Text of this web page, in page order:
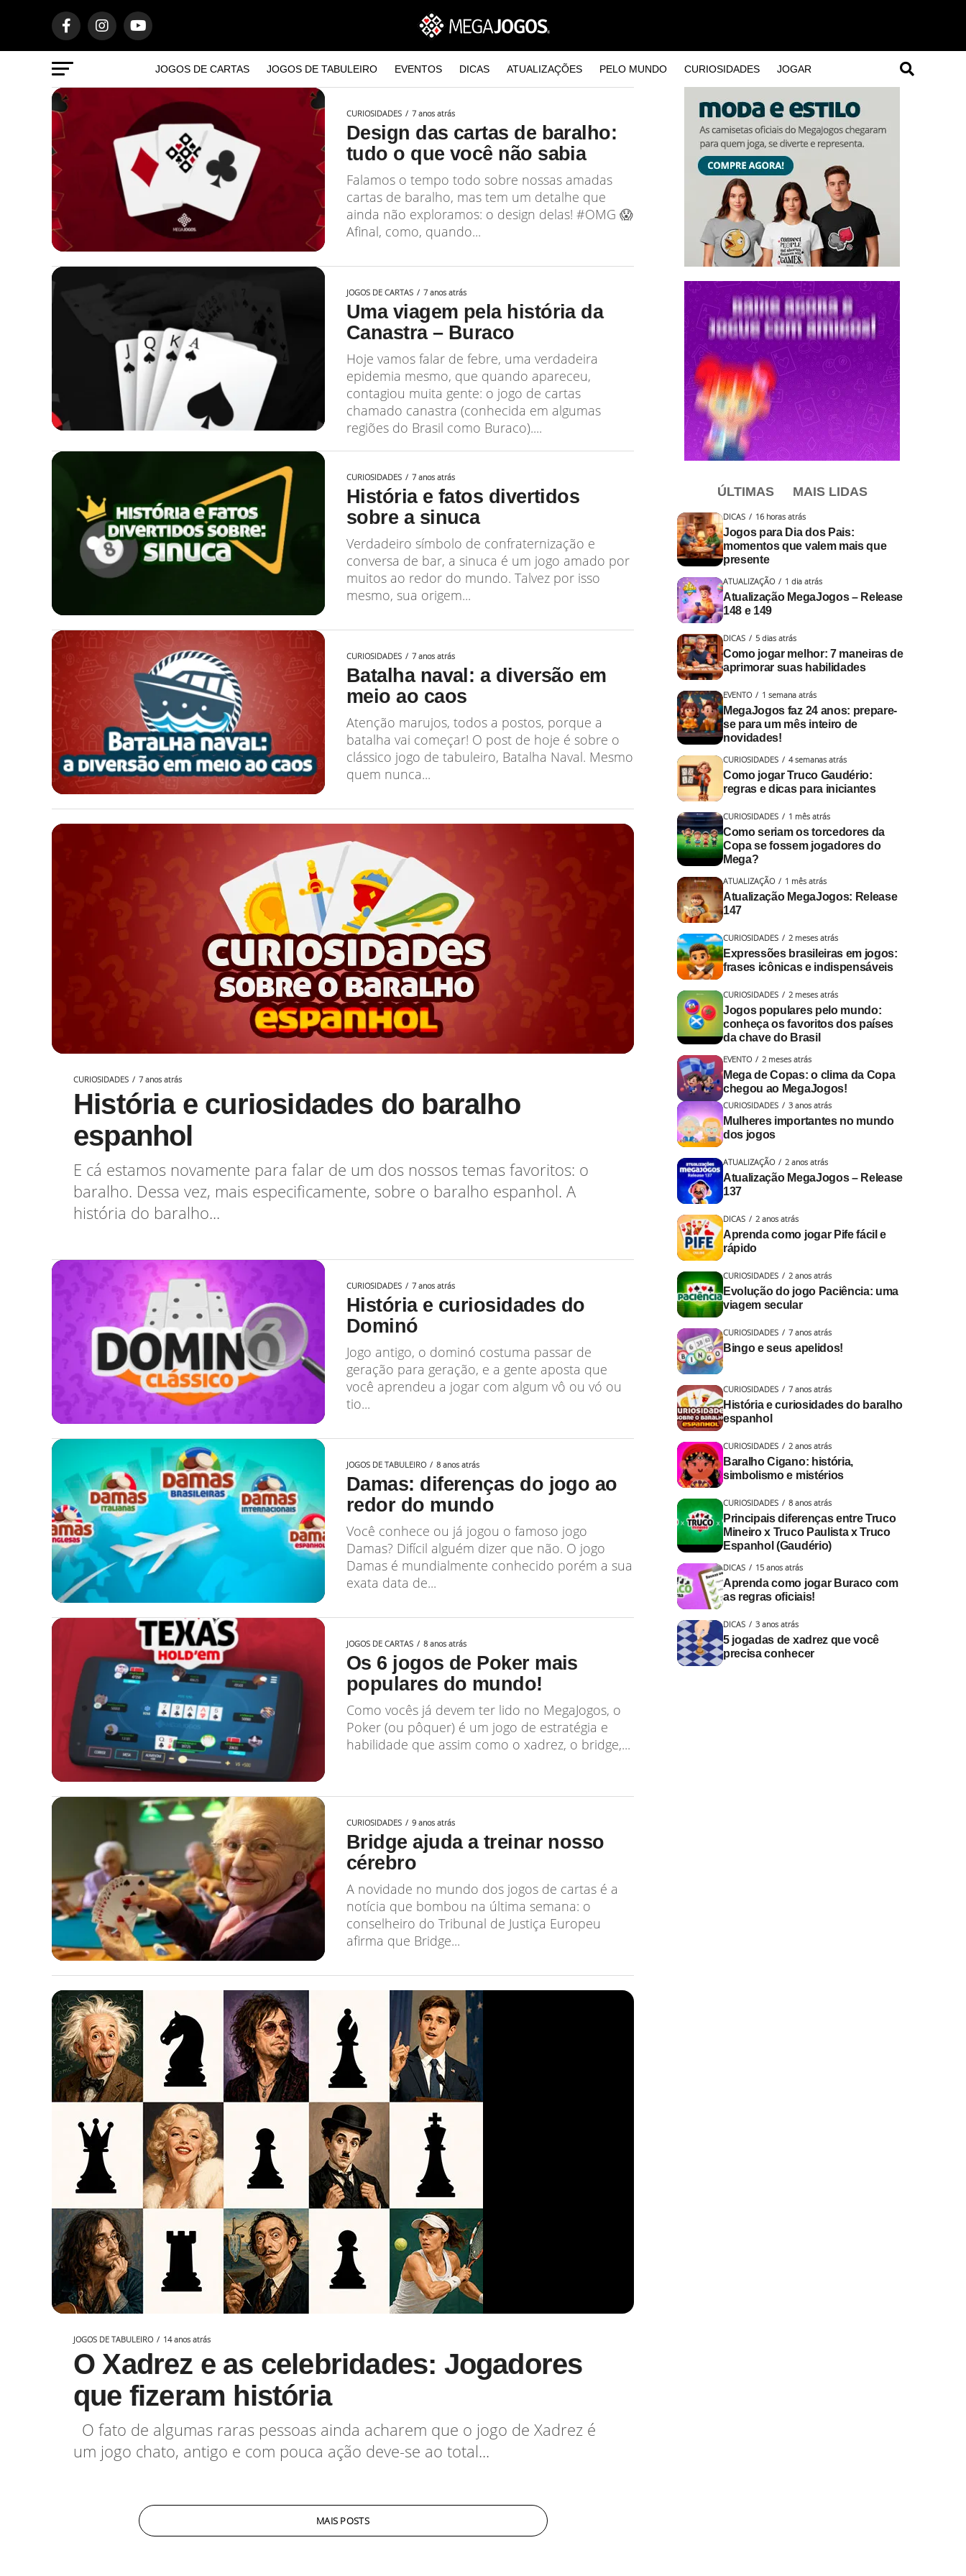
JOGOS DE CARTAS JOGOS DE TABULEIRO EVENTOS DICAS ATUALIZAÇÕES PELO MUNDO CURIOSIDADES JOGAR
CURIOSIDADES 7 anos atrás
Design das cartas de baralho:
tudo o que você não sabia
Falamos o tempo todo sobre nossas amadas
cartas de baralho, mas tem um detalhe que
ainda não exploramos: o design delas! #OMG 😱
Afinal, como, quando...
JOGOS DE CARTAS 7 anos atrás
Uma viagem pela história da
Canastra – Buraco
Hoje vamos falar de febre, uma verdadeira
epidemia mesmo, que quando apareceu,
contagiou muita gente: o jogo de cartas
chamado canastra (conhecida em algumas
regiões do Brasil como Buraco)....
CURIOSIDADES 7 anos atrás
História e fatos divertidos
sobre a sinuca
Verdadeiro símbolo de confraternização e
conversa de bar, a sinuca é um jogo amado por
muitos ao redor do mundo. Talvez por isso
mesmo, sua origem...
CURIOSIDADES 7 anos atrás
Batalha naval: a diversão em
meio ao caos
Atenção marujos, todos a postos, porque a
batalha vai começar! O post de hoje é sobre o
clássico jogo de tabuleiro, Batalha Naval. Mesmo
quem nunca...
CURIOSIDADES 7 anos atrás
História e curiosidades do baralho
espanhol
E cá estamos novamente para falar de um dos nossos temas favoritos: o
baralho. Dessa vez, mais especificamente, sobre o baralho espanhol. A
história do baralho...
CURIOSIDADES 7 anos atrás
História e curiosidades do
Dominó
Jogo antigo, o dominó costuma passar de
geração para geração, e a gente aposta que
você aprendeu a jogar com algum vô ou vó ou
tio...
JOGOS DE TABULEIRO 8 anos atrás
Damas: diferenças do jogo ao
redor do mundo
Você conhece ou já jogou o famoso jogo
Damas? Difícil alguém dizer que não. O jogo
Damas é mundialmente conhecido porém a sua
exata data de...
JOGOS DE CARTAS 8 anos atrás
Os 6 jogos de Poker mais
populares do mundo!
Como vocês já devem ter lido no MegaJogos, o
Poker (ou pôquer) é um jogo de estratégia e
habilidade que assim como o xadrez, o bridge,...
CURIOSIDADES 9 anos atrás
Bridge ajuda a treinar nosso
cérebro
A novidade no mundo dos jogos de cartas é a
notícia que bombou na última semana: o
conselheiro do Tribunal de Justiça Europeu
afirma que Bridge...
JOGOS DE TABULEIRO 14 anos atrás
O Xadrez e as celebridades: Jogadores
que fizeram história
O fato de algumas raras pessoas ainda acharem que o jogo de Xadrez é
um jogo chato, antigo e com pouca ação deve-se ao total...
MAIS POSTS
ÚLTIMAS MAIS LIDAS
DICAS 16 horas atrás
Jogos para Dia dos Pais:
momentos que valem mais que
presente
ATUALIZAÇÃO 1 dia atrás
Atualização MegaJogos – Release
148 e 149
DICAS 5 dias atrás
Como jogar melhor: 7 maneiras de
aprimorar suas habilidades
EVENTO 1 semana atrás
MegaJogos faz 24 anos: prepare-
se para um mês inteiro de
novidades!
CURIOSIDADES 4 semanas atrás
Como jogar Truco Gaudério:
regras e dicas para iniciantes
CURIOSIDADES 1 mês atrás
Como seriam os torcedores da
Copa se fossem jogadores do
Mega?
ATUALIZAÇÃO 1 mês atrás
Atualização MegaJogos: Release
147
CURIOSIDADES 2 meses atrás
Expressões brasileiras em jogos:
frases icônicas e indispensáveis
CURIOSIDADES 2 meses atrás
Jogos populares pelo mundo:
conheça os favoritos dos países
da chave do Brasil
EVENTO 2 meses atrás
Mega de Copas: o clima da Copa
chegou ao MegaJogos!
CURIOSIDADES 3 anos atrás
Mulheres importantes no mundo
dos jogos
ATUALIZAÇÃO 2 anos atrás
Atualização MegaJogos – Release
137
DICAS 2 anos atrás
Aprenda como jogar Pife fácil e
rápido
CURIOSIDADES 2 anos atrás
Evolução do jogo Paciência: uma
viagem secular
CURIOSIDADES 7 anos atrás
Bingo e seus apelidos!
CURIOSIDADES 7 anos atrás
História e curiosidades do baralho
espanhol
CURIOSIDADES 2 anos atrás
Baralho Cigano: história,
simbolismo e mistérios
CURIOSIDADES 8 anos atrás
Principais diferenças entre Truco
Mineiro x Truco Paulista x Truco
Espanhol (Gaudério)
DICAS 15 anos atrás
Aprenda como jogar Buraco com
as regras oficiais!
DICAS 3 anos atrás
5 jogadas de xadrez que você
precisa conhecer